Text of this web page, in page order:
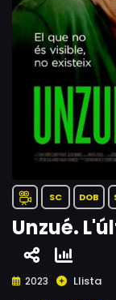
SC DOB
Unzué.
2023 Llista